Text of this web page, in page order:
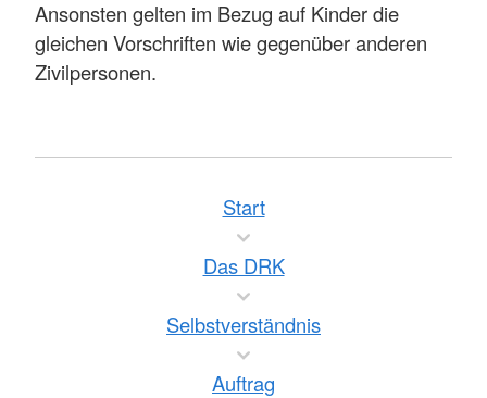
Ansonsten gelten im Bezug auf Kinder die
gleichen Vorschriften wie gegenüber anderen
Zivilpersonen.
Start
Das DRK
Selbstverständnis
Auftrag